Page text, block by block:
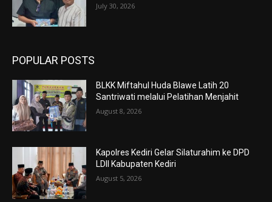
July 30, 2026
POPULAR POSTS
BLKK Miftahul Huda Blawe Latih 20
Santriwati melalui Pelatihan Menjahit
August 8, 2026
Kapolres Kediri Gelar Silaturahim ke DPD
LDII Kabupaten Kediri
August 5, 2026